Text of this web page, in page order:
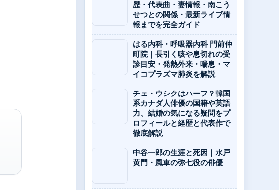
歴・代表曲・妻情報・南こう
せつとの関係・最新ライブ情
報までを完全ガイド
はる内科・呼吸器内科 門前仲
町院｜長引く咳や息切れの受
診目安・発熱外来・喘息・マ
イコプラズマ肺炎を解説
チェ・ウシクはハーフ？韓国
系カナダ人俳優の国籍や英語
力、結婚の気になる疑問をプ
ロフィールと経歴と代表作で
徹底解説
中谷一郎の生涯と死因｜水戸
黄門・風車の弥七役の俳優